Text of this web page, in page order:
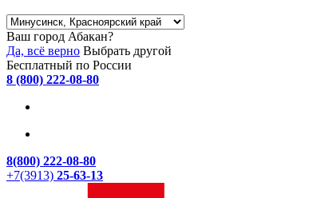
Ваш город Абакан?
Да, всё верно Выбрать другой
Бесплатный по России
8 (800) 222-08-80
8(800) 222-08-80
+7(3913) 25-63-13